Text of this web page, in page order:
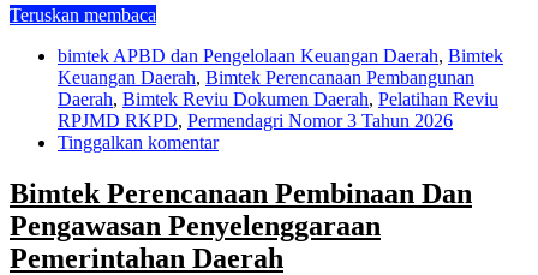
Teruskan membaca
bimtek APBD dan Pengelolaan Keuangan Daerah, Bimtek
Keuangan Daerah, Bimtek Perencanaan Pembangunan
Daerah, Bimtek Reviu Dokumen Daerah, Pelatihan Reviu
RPJMD RKPD, Permendagri Nomor 3 Tahun 2026
Tinggalkan komentar
Bimtek Perencanaan Pembinaan Dan
Pengawasan Penyelenggaraan
Pemerintahan Daerah